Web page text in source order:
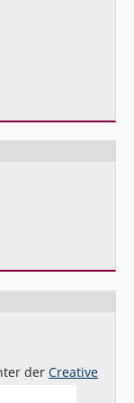
derCreative